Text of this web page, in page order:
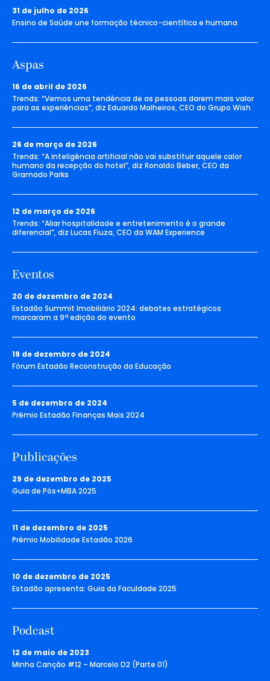
31 de julho de 2026
Ensino de Saúde une formação técnico-científica e humana
Aspas
16 de abril de 2026
Trends: “Vemos uma tendência de as pessoas darem mais valor
para as experiências”, diz Eduardo Malheiros, CEO do Grupo Wish
26 de março de 2026
Trends: “A inteligência artificial não vai substituir aquele calor
humano da recepção do hotel”, diz Ronaldo Beber, CEO da
Gramado Parks
12 de março de 2026
Trends: “Aliar hospitalidade e entretenimento é o grande
diferencial”, diz Lucas Fiuza, CEO da WAM Experience
Eventos
20 de dezembro de 2024
Estadão Summit Imobiliário 2024: debates estratégicos
marcaram a 9ª edição do evento
19 de dezembro de 2024
Fórum Estadão Reconstrução da Educação
5 de dezembro de 2024
Prêmio Estadão Finanças Mais 2024
Publicações
29 de dezembro de 2025
Guia de Pós+MBA 2025
11 de dezembro de 2025
Prêmio Mobilidade Estadão 2026
10 de dezembro de 2025
Estadão apresenta: Guia da Faculdade 2025
Podcast
12 de maio de 2023
Minha Canção #12 – Marcelo D2 (Parte 01)